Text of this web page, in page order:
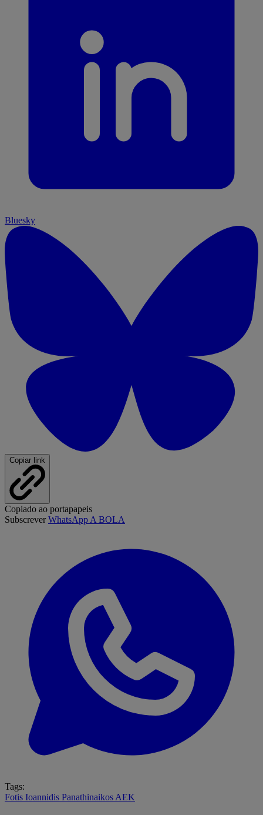
Bluesky
Copiar link
Copiado ao portapapeis
SubscreverWhatsApp A BOLA
Tags:
Fotis Ioannidis Panathinaikos AEK